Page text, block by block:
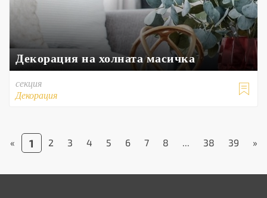
Декорация на холната масичка

секция
Декорация
« 1 2 3 4 5 6 7 8 ... 38 39 »